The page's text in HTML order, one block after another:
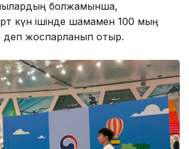
болжамынша,
күн ішінде шамамен 100 мың
жоспарланып отыр.